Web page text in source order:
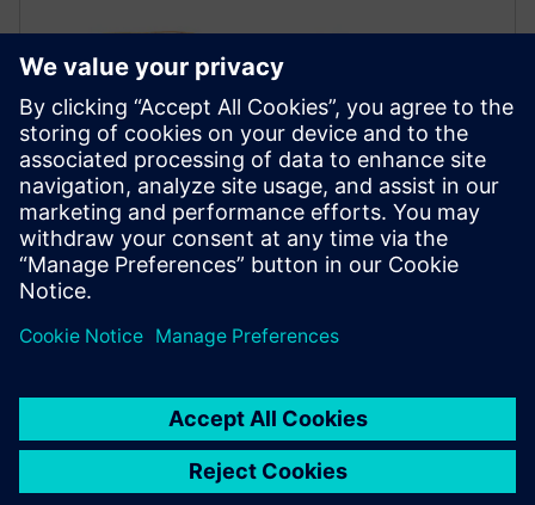
FLUIDS AND THERMAL
Improve product performance with multiphysics
computational fluid dynamics (CFD) software for
real-world conditions.